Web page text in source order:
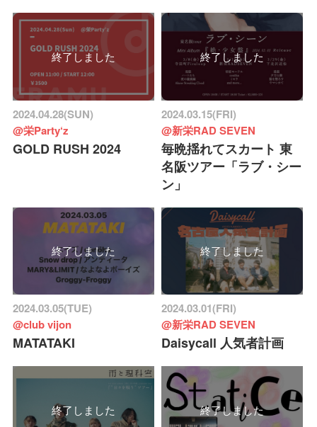
終了しました
2024.04.28(SUN)
@栄Party‘z
GOLD RUSH 2024
終了しました
2024.03.15(FRI)
@新栄RAD SEVEN
毎晩揺れてスカート 東
名阪ツアー「ラブ・シー
ン」
終了しました
2024.03.05(TUE)
@club vijon
MATATAKI
終了しました
2024.03.01(FRI)
@新栄RAD SEVEN
Daisycall 人気者計画
終了しました 終了しました